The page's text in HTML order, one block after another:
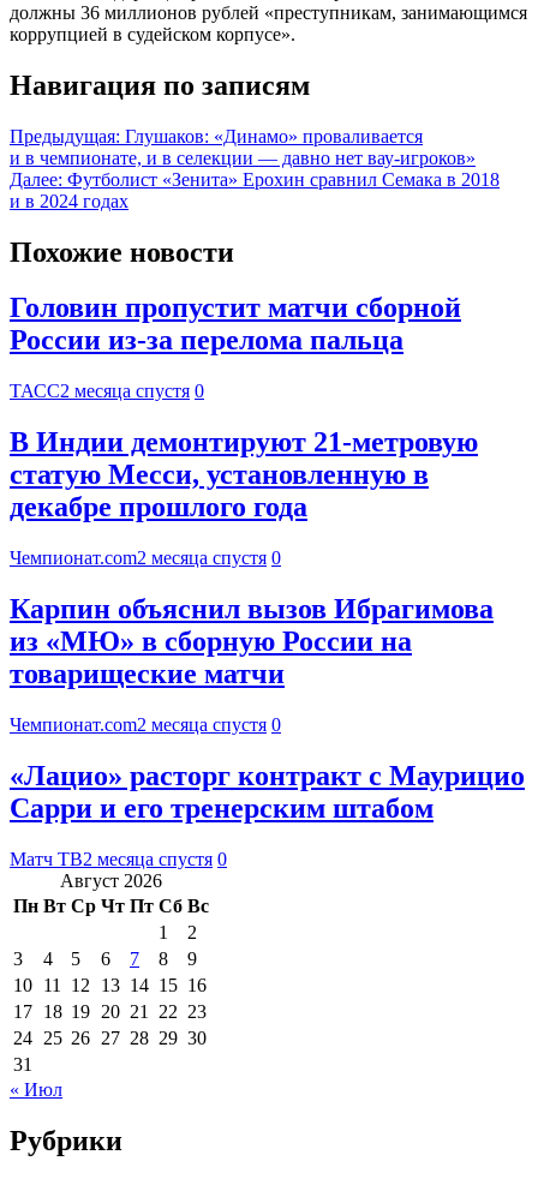
должны 36 миллионов рублей «преступникам, занимающимся
коррупцией в судейском корпусе».
Навигация по записям
Предыдущая: Глушаков: «Динамо» проваливается
и в чемпионате, и в селекции ― давно нет вау‑игроков»
Далее: Футболист «Зенита» Ерохин сравнил Семака в 2018
и в 2024 годах
Похожие новости
Головин пропустит матчи сборной
России из-за перелома пальца
ТАСС2 месяца спустя 0
В Индии демонтируют 21-метровую
статую Месси, установленную в
декабре прошлого года
Чемпионат.com2 месяца спустя 0
Карпин объяснил вызов Ибрагимова
из «МЮ» в сборную России на
товарищеские матчи
Чемпионат.com2 месяца спустя 0
«Лацио» расторг контракт с Маурицио
Сарри и его тренерским штабом
Матч ТВ2 месяца спустя 0
Август 2026
Пн Вт Ср Чт Пт Сб Вс
1
2
3
4 5 6 7 8
9
10 11 12 13 14 15 16
17 18 19 20 21 22 23
24 25 26 27 28 29 30
31
« Июл
Рубрики